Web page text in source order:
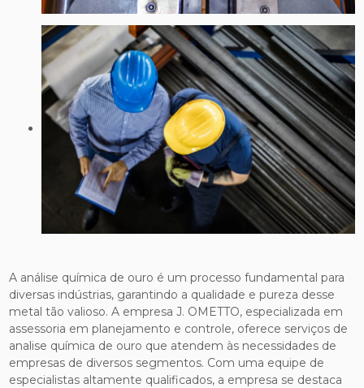
A análise química de ouro é um processo fundamental para
diversas indústrias, garantindo a qualidade e pureza desse
metal tão valioso. A empresa J. OMETTO, especializada em
assessoria em planejamento e controle, oferece serviços de
analise química de ouro que atendem às necessidades de
empresas de diversos segmentos. Com uma equipe de
especialistas altamente qualificados, a empresa se destaca